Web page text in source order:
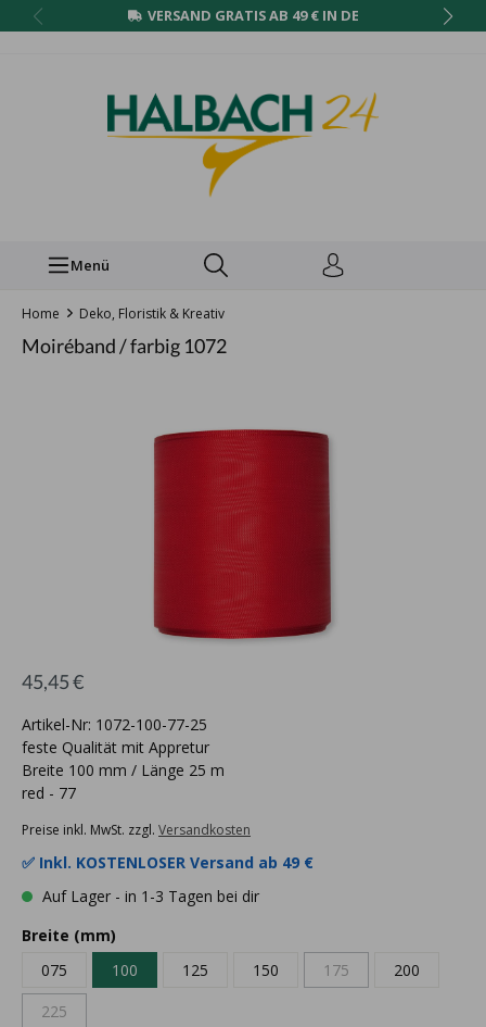
VERSAND GRATIS AB 49 € IN DE
Menü
Home Deko, Floristik & Kreativ
Moiréband / farbig 1072
45,45 €
Artikel-Nr: 1072-100-77-25
feste Qualität mit Appretur
Breite 100 mm / Länge 25 m
red - 77
Preise inkl. MwSt. zzgl. Versandkosten
✅ Inkl. KOSTENLOSER Versand ab 49 €
Auf Lager - in 1-3 Tagen bei dir
Breite (mm)
075
100 125 150 175
200
225